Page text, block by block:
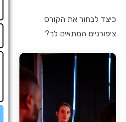
כיצד לבחור את הקורס
ציפורניים המתאים לך?